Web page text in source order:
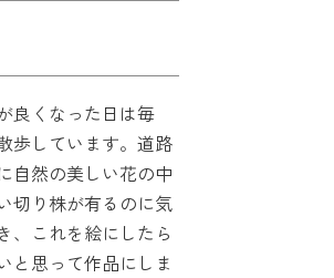
良くなった日は毎
歩しています。道路
自然の美しい花の中
切り株が有るのに気
、これを絵にしたら
と思って作品にしま